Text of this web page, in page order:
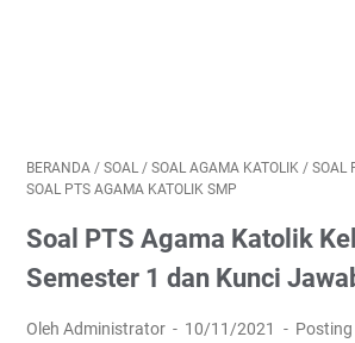
BERANDA / SOAL / SOAL AGAMA KATOLIK / SOAL
SOAL PTS AGAMA KATOLIK SMP
Soal PTS Agama Katolik
Semester 1 dan Kunci
Oleh Administrator 10/11/2021